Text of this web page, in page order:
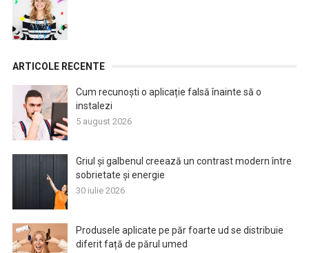
ARTICOLE RECENTE
Cum recunoști o aplicație falsă înainte să o
instalezi
5 august 2026
Griul și galbenul creează un contrast modern între
sobrietate și energie
30 iulie 2026
Produsele aplicate pe păr foarte ud se distribuie
diferit față de părul umed